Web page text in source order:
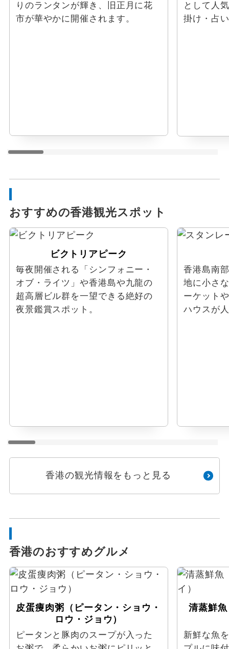
りのランタンが輝き、旧正月に花
市が華やかに開催されます。
として人
掛け・占
おすすめの香港観光スポット
ビクトリアピーク
毎夜開催される「シンフォニー・
オブ・ライツ」や香港島や九龍の
超高層ビル群を一望できる絶好の
夜景鑑賞スポット。
香港島南
地に小さ
ーケット
ハウスが
香港の観光情報をもっと見る
香港のおすすめグルメ
皮蛋痩肉粥（ピータン・ショウ・
ロウ・ジョウ）
ピータンと豚肉のスープが入った
清蒸鮮
新鮮な魚